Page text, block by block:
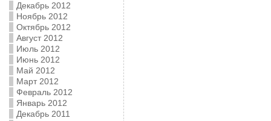
Декабрь 2012
Ноябрь 2012
Октябрь 2012
Август 2012
Июль 2012
Июнь 2012
Май 2012
Март 2012
Февраль 2012
Январь 2012
Декабрь 2011